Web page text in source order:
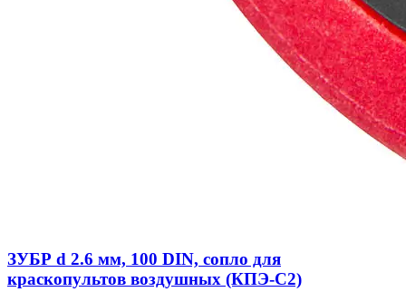
ЗУБР d 2.6 мм, 100 DIN, сопло для
краскопультов воздушных (КПЭ-С2)